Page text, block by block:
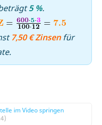
5 %.
7,50 € Zinsenfür
im Video springen